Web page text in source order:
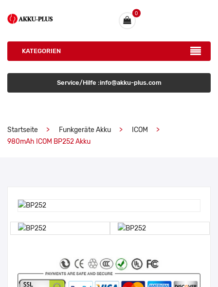
0
KATEGORIEN
Service/Hilfe :info@akku-plus.com
Startseite Funkgeräte Akku
ICOM
980mAh ICOM BP252 Akku